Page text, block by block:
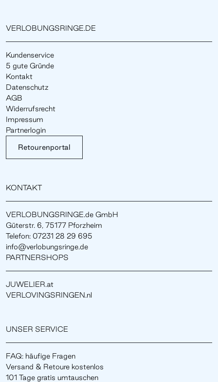
VERLOBUNGSRINGE.DE
Kundenservice
5 gute Gründe
Kontakt
Datenschutz
AGB
Widerrufsrecht
Impressum
Partnerlogin
Retourenportal
KONTAKT
VERLOBUNGSRINGE.de GmbH
Güterstr. 6, 75177 Pforzheim
Telefon: 07231 28 29 695
info@verlobungsringe.de
PARTNERSHOPS
JUWELIER.at
VERLOVINGSRINGEN.nl
UNSER SERVICE
FAQ: häufige Fragen
Versand & Retoure kostenlos
101 Tage gratis umtauschen